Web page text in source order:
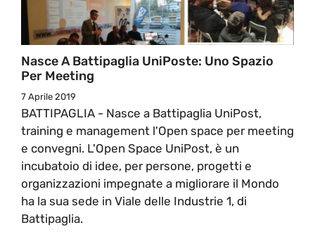
Nasce A Battipaglia UniPoste: Uno Spazio
Per Meeting
7 Aprile 2019
BATTIPAGLIA - Nasce a Battipaglia UniPost,
training e management l'Open space per meeting
e convegni. L'Open Space UniPost, è un
incubatoio di idee, per persone, progetti e
organizzazioni impegnate a migliorare il Mondo
ha la sua sede in Viale delle Industrie 1, di
Battipaglia.